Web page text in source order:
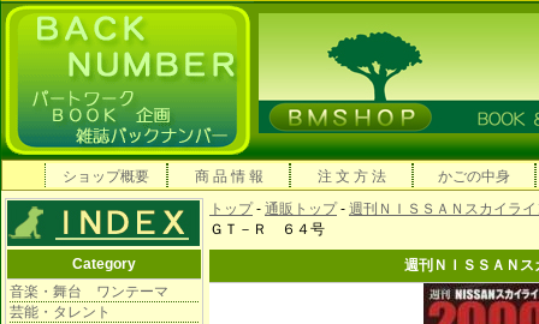
ショップ概要 商 品 情 報 注 文 方 法 かごの中身
Category
音楽・舞台 ワンテーマ
芸能・タレント
トップ- 通販トップ- 週刊ＮＩＳＳＡＮスカイラ
ＧＴ－Ｒ ６４号
週刊ＮＩＳＳＡＮ